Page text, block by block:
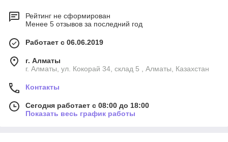
Рейтинг не сформирован
Менее 5 отзывов за последний год
Работает с 06.06.2019
г. Алматы
г. Алматы, ул. Кокорай 34, склад 5 , Алматы, Казахстан
Контакты
Сегодня работает с 08:00 до 18:00
Показать весь график работы